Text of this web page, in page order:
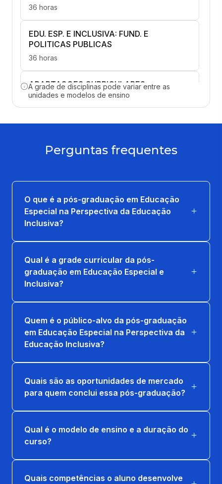
36 horas
EDU. ESP. E INCLUSIVA: FUND. E
POLITICAS PUBLICAS
36 horas
ADAPTACOES CURRICULARES
36 horas
ATENDIMENTO EDUCACIONAL
36 horas
TECNOLOGIA EDUCACIONAL ASSISTIVA
36 horas
TRANSTORNO DO ESPECTRO AUTISTA
36 horas
A grade de disciplinas pode variar entre as
unidades e modelos de ensino
Perguntas frequentes
O que é a pós-graduação em Educação
Especial na Perspectiva da Educação
Inclusiva?
Qual é a grade curricular da pós-
graduação em Educação Especial e
Inclusiva?
Quem é o público-alvo da pós-graduação
em Educação Especial na Perspectiva da
Educação Inclusiva?
Quais são as oportunidades de mercado
para quem conclui essa pós-graduação?
Qual é o modelo de ensino e a duração do
curso?
Quais competências o aluno desenvolve